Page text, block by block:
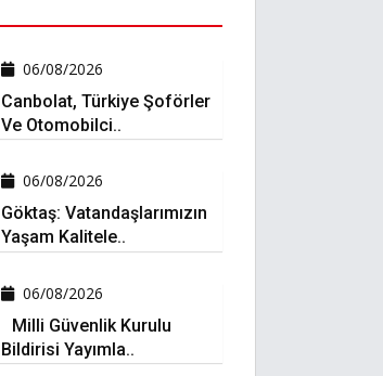
06/08/2026
Canbolat, Türkiye Şoförler
Ve Otomobilci..
06/08/2026
Göktaş: Vatandaşlarımızın
Yaşam Kalitele..
06/08/2026
Milli Güvenlik Kurulu
Bildirisi Yayımla..